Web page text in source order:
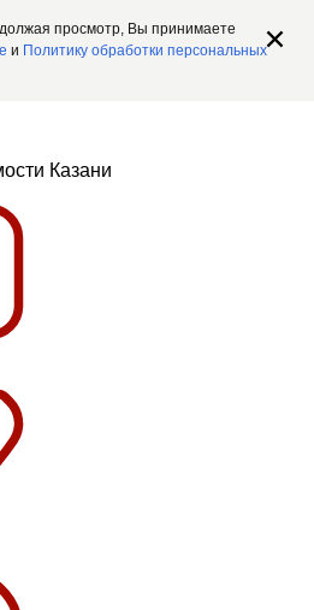
просмотр, Вы принимаете
и Политику обработки персональных
Казани